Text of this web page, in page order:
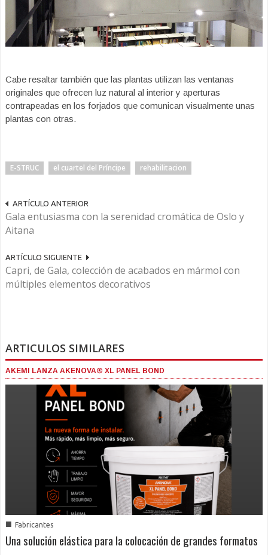
Cabe resaltar también que las plantas utilizan las ventanas
originales que ofrecen luz natural al interior y aperturas
contrapeadas en los forjados que comunican visualmente unas
plantas con otras.
E-STRUC el cuartel del Príncipe rehabilitacion
ARTÍCULO ANTERIOR
Gala entusiasma con la serenidad cromática de Oslo y
Aitana
ARTÍCULO SIGUIENTE
Capri, de Gala, colección de acabados en mármol con
múltiples elementos decorativos
ARTICULOS SIMILARES
AKEMI LANZA AKENOVA® XL PANEL BOND
■ Fabricantes
Una solución elástica para la colocación de grandes formatos